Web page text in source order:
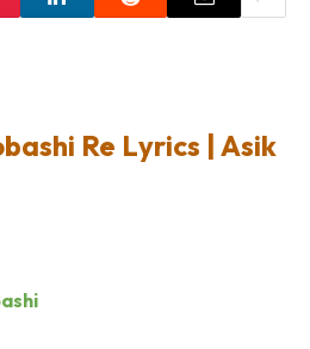
Re Lyrics | Asik